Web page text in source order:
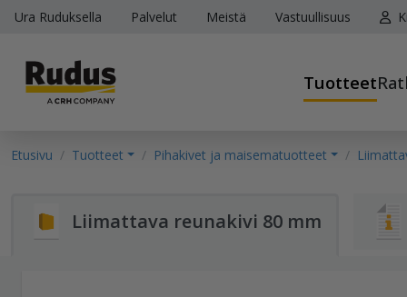
Ura Ruduksella Palvelut Meistä Vastuullisuus
Tuotteet
Etusivu Tuotteet Pihakivet ja maisematuotteet
Liimattava reunakivi 80 mm